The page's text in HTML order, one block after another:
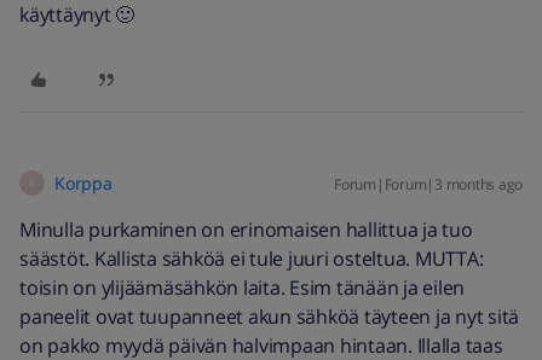
käyttäynyt 🙂
Korppa Forum|Forum|3 months ago
Minulla purkaminen on erinomaisen hallittua ja tuo
säästöt. Kallista sähköä ei tule juuri osteltua. MUTTA:
toisin on ylijäämäsähkön laita. Esim tänään ja eilen
paneelit ovat tuupanneet akun sähköä täyteen ja nyt sitä
on pakko myydä päivän halvimpaan hintaan. Illalla taas